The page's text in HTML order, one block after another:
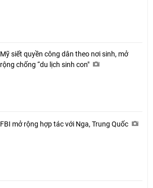
Mỹ siết quyền công dân theo nơi sinh, mở
rộng chống “du lịch sinh con"
FBI mở rộng hợp tác với Nga, Trung Quốc